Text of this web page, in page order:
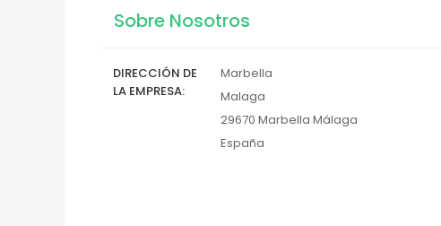
Sobre Nosotros
DIRECCIÓN DE
LA EMPRESA
Marbella
Malaga
29670 Marbella Málaga
España